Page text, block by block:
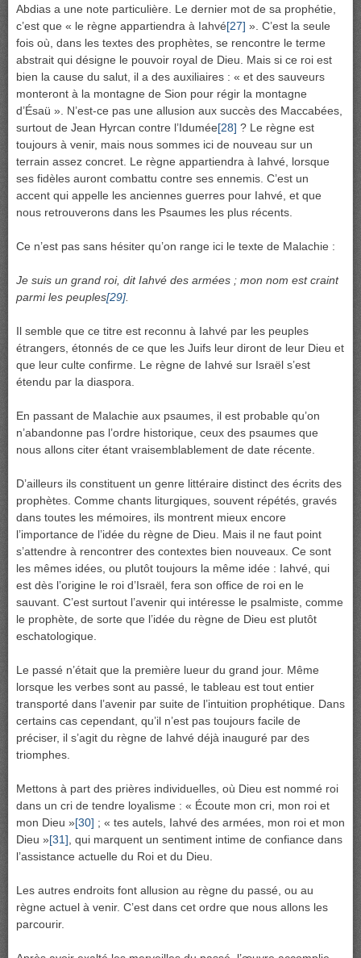
Abdias a une note particulière. Le dernier mot de sa prophétie,
c’est que « le règne appartiendra à Iahvé[27] ». C’est la seule
fois où, dans les textes des prophètes, se rencontre le terme
abstrait qui désigne le pouvoir royal de Dieu. Mais si ce roi est
bien la cause du salut, il a des auxiliaires : « et des sauveurs
monteront à la montagne de Sion pour régir la montagne
d’Ésaü ». N’est-ce pas une allusion aux succès des Maccabées,
surtout de Jean Hyrcan contre l’Idumée[28] ? Le règne est
toujours à venir, mais nous sommes ici de nouveau sur un
terrain assez concret. Le règne appartiendra à Iahvé, lorsque
ses fidèles auront combattu contre ses ennemis. C’est un
accent qui appelle les anciennes guerres pour Iahvé, et que
nous retrouverons dans les Psaumes les plus récents.
Ce n’est pas sans hésiter qu’on range ici le texte de Malachie :
Je suis un grand roi, dit Iahvé des armées ; mon nom est craint
parmi les peuples[29]
Il semble que ce titre est reconnu à Iahvé par les peuples
étrangers, étonnés de ce que les Juifs leur diront de leur Dieu et
que leur culte confirme. Le règne de Iahvé sur Israël s’est
étendu par la diaspora.
En passant de Malachie aux psaumes, il est probable qu’on
n’abandonne pas l’ordre historique, ceux des psaumes que
nous allons citer étant vraisemblablement de date récente.
D’ailleurs ils constituent un genre littéraire distinct des écrits des
prophètes. Comme chants liturgiques, souvent répétés, gravés
dans toutes les mémoires, ils montrent mieux encore
l’importance de l’idée du règne de Dieu. Mais il ne faut point
s’attendre à rencontrer des contextes bien nouveaux. Ce sont
les mêmes idées, ou plutôt toujours la même idée : Iahvé, qui
est dès l’origine le roi d’Israël, fera son office de roi en le
sauvant. C’est surtout l’avenir qui intéresse le psalmiste, comme
le prophète, de sorte que l’idée du règne de Dieu est plutôt
eschatologique.
Le passé n’était que la première lueur du grand jour. Même
lorsque les verbes sont au passé, le tableau est tout entier
transporté dans l’avenir par suite de l’intuition prophétique. Dans
certains cas cependant, qu’il n’est pas toujours facile de
préciser, il s’agit du règne de Iahvé déjà inauguré par des
triomphes.
Mettons à part des prières individuelles, où Dieu est nommé roi
dans un cri de tendre loyalisme : « Écoute mon cri, mon roi et
mon Dieu »[30] ; « tes autels, Iahvé des armées, mon roi et mon
Dieu »[31] , qui marquent un sentiment intime de confiance dans
l’assistance actuelle du Roi et du Dieu.
Les autres endroits font allusion au règne du passé, ou au
règne actuel à venir. C’est dans cet ordre que nous allons les
parcourir.